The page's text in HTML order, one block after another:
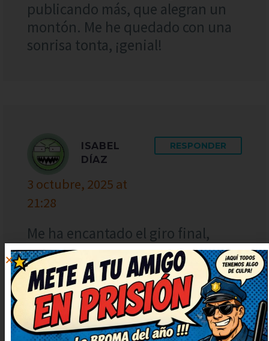
publicando más, que alegran un
montón. Me he quedado con una
sonrisa tonta, ¡genial!
ISABEL
DÍAZ
3 octubre, 2025 at
21:28
RESPONDER
Me ha encantado el giro final,
súper ingenioso. Muy ingenioso y
bien escrito, ¡enhorabuena!
Necesitaba una risa así, gracias
por publicarlo. Me he quedado
con una sonrisa tonta, ¡genial!